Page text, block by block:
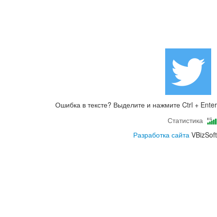
Ошибка в тексте? Выделите и нажмите Ctrl + Enter
Статистика
Разработка сайтаVBizSoft